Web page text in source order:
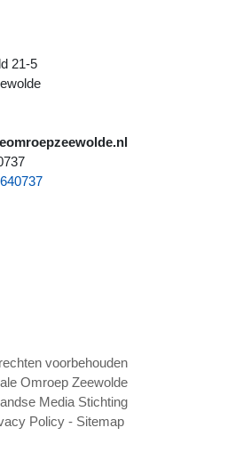
21-5
rechten voorbehouden
Omroep Zeewolde
Media Stichting
Policy - Sitemap